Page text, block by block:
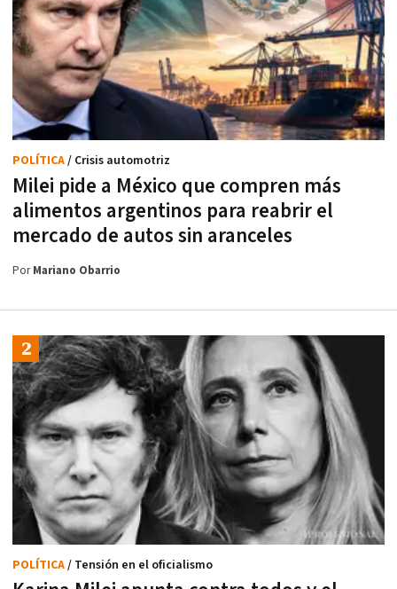
Milei pide a México que compren más
alimentos argentinos para reabrir el
mercado de autos sin aranceles
POLÍTICA/ Crisis automotriz
PorMariano Obarrio
POLÍTICA/ Tensión en el oficialismo